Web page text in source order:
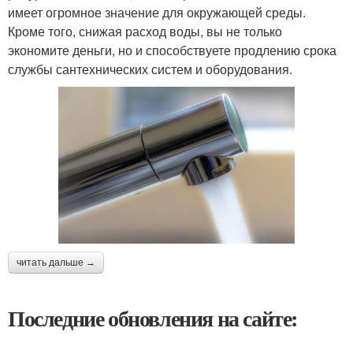
имеет огромное значение для окружающей среды.
Кроме того, снижая расход воды, вы не только
экономите деньги, но и способствуете продлению срока
службы сантехнических систем и оборудования.
читать дальше →
Последние обновления на сайте: